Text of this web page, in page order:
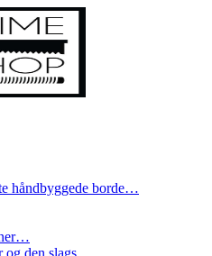
håndbyggede borde…
og den slags…